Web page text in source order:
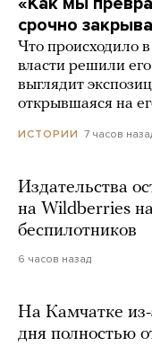
срочно
Что происходило
власти решили
выглядит
открывшаяся на
ИСТОРИИ 7 часов
Издательства
на Wildberries
беспилотников
6 часов назад
На Камчатке
дня полностью